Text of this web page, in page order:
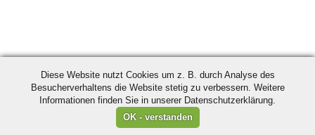
Diese Website nutzt Cookies um z. B. durch Analyse des
Besucherverhaltens die Website stetig zu verbessern. Weitere
Informationen finden Sie in unserer Datenschutzerklärung.